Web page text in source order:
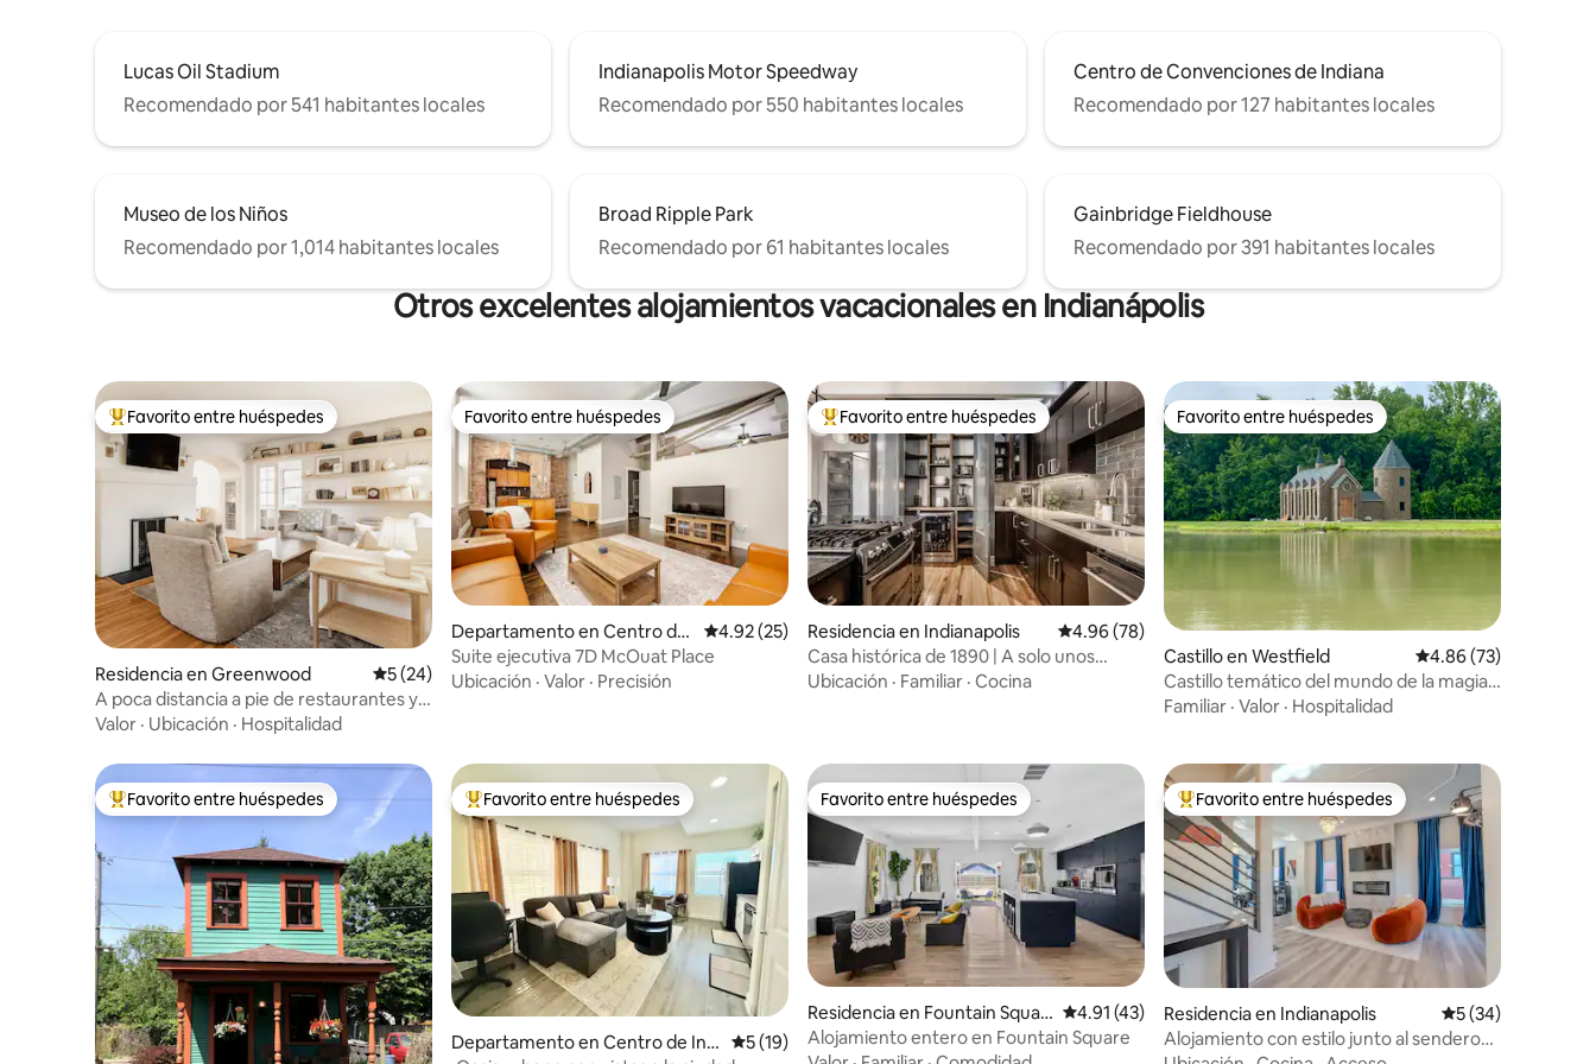
Lucas Oil Stadium
Recomendado por 541 habitantes locales
Indianapolis Motor Speedway
Recomendado por 550 habitantes locales
Centro de Convenciones de Indiana
Recomendado por 127 habitantes locales
Museo de los Niños
Recomendado por 1,014 habitantes locales
Broad Ripple Park
Recomendado por 61 habitantes locales
Gainbridge Fieldhouse
Recomendado por 391 habitantes locales
Otros excelentes alojamientos vacacionales en Indianápolis
De los mejores en Favorito entre huéspedes
Favorito entre huéspedes
Residencia en Greenwood Calificación promedio: 5 de 5; 24 evaluaciones
5 (24)
A poca distancia a pie de restaurantes y
tiendas en el casco antiguo de
Valor · Ubicación · Hospitalidad
Favorito entre huéspedes
Favorito entre huéspedes
Departamento en Centro de
Indianápolis
Calificación promedio: 4.92 de 5; 25 evaluaciones
4.92 (25)
Suite ejecutiva 7D McOuat Place
Ubicación · Valor · Precisión
De los mejores en Favorito entre huéspedes
Favorito entre huéspedes
Residencia en Indianapolis Calificación promedio: 4.96 de 5; 78 evaluaciones
4.96 (78)
Casa histórica de 1890 | A solo unos
pasos de Fountain Square
Ubicación · Familiar · Cocina
Favorito entre huéspedes
Favorito entre huéspedes
Castillo en Westfield Calificación
4.86 (73)
Castillo temático del mundo de la magia
de 8 acres
Familiar · Valor · Hospitalidad
De los mejores en Favorito entre huéspedes
Favorito entre huéspedes De los mejores en Favorito entre huéspedes
Favorito entre huéspedes
Departamento en Centro de Indi Calificación promedio: 5 de 5; 19 evaluaciones
5 (19)
Favorito entre huéspedes
Favorito entre huéspedes
Residencia en Fountain Squar
e
Calificación promedio: 4.91 de 5; 43 evaluaciones
4.91 (43)
Alojamiento entero en Fountain Square
De los mejores en Favorito entre huéspedes
Favorito entre huéspedes
Residencia en Indianapolis Calificación
5 (34)
Alojamiento con estilo junto al sendero